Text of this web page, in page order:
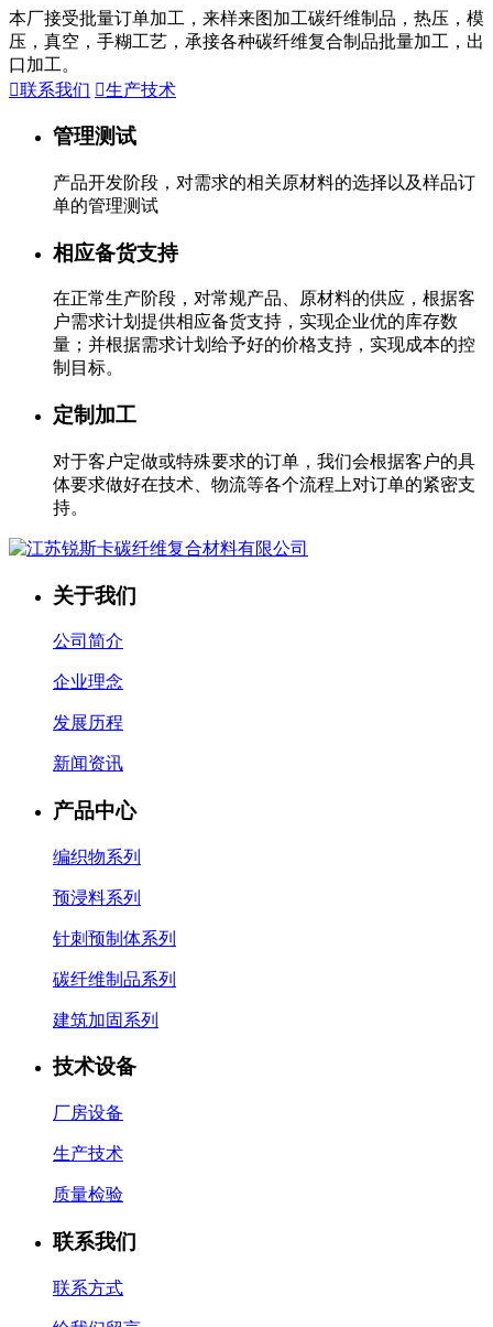
本厂接受批量订单加工，来样来图加工碳纤维制品，热压，模
压，真空，手糊工艺，承接各种碳纤维复合制品批量加工，出
口加工。
联系我们 生产技术
管理测试
产品开发阶段，对需求的相关原材料的选择以及样品订
单的管理测试
相应备货支持
在正常生产阶段，对常规产品、原材料的供应，根据客
户需求计划提供相应备货支持，实现企业优的库存数
量；并根据需求计划给予好的价格支持，实现成本的控
制目标。
定制加工
对于客户定做或特殊要求的订单，我们会根据客户的具
体要求做好在技术、物流等各个流程上对订单的紧密支
持。
关于我们
公司简介
企业理念
发展历程
新闻资讯
产品中心
编织物系列
预浸料系列
针刺预制体系列
碳纤维制品系列
建筑加固系列
技术设备
厂房设备
生产技术
质量检验
联系我们
联系方式